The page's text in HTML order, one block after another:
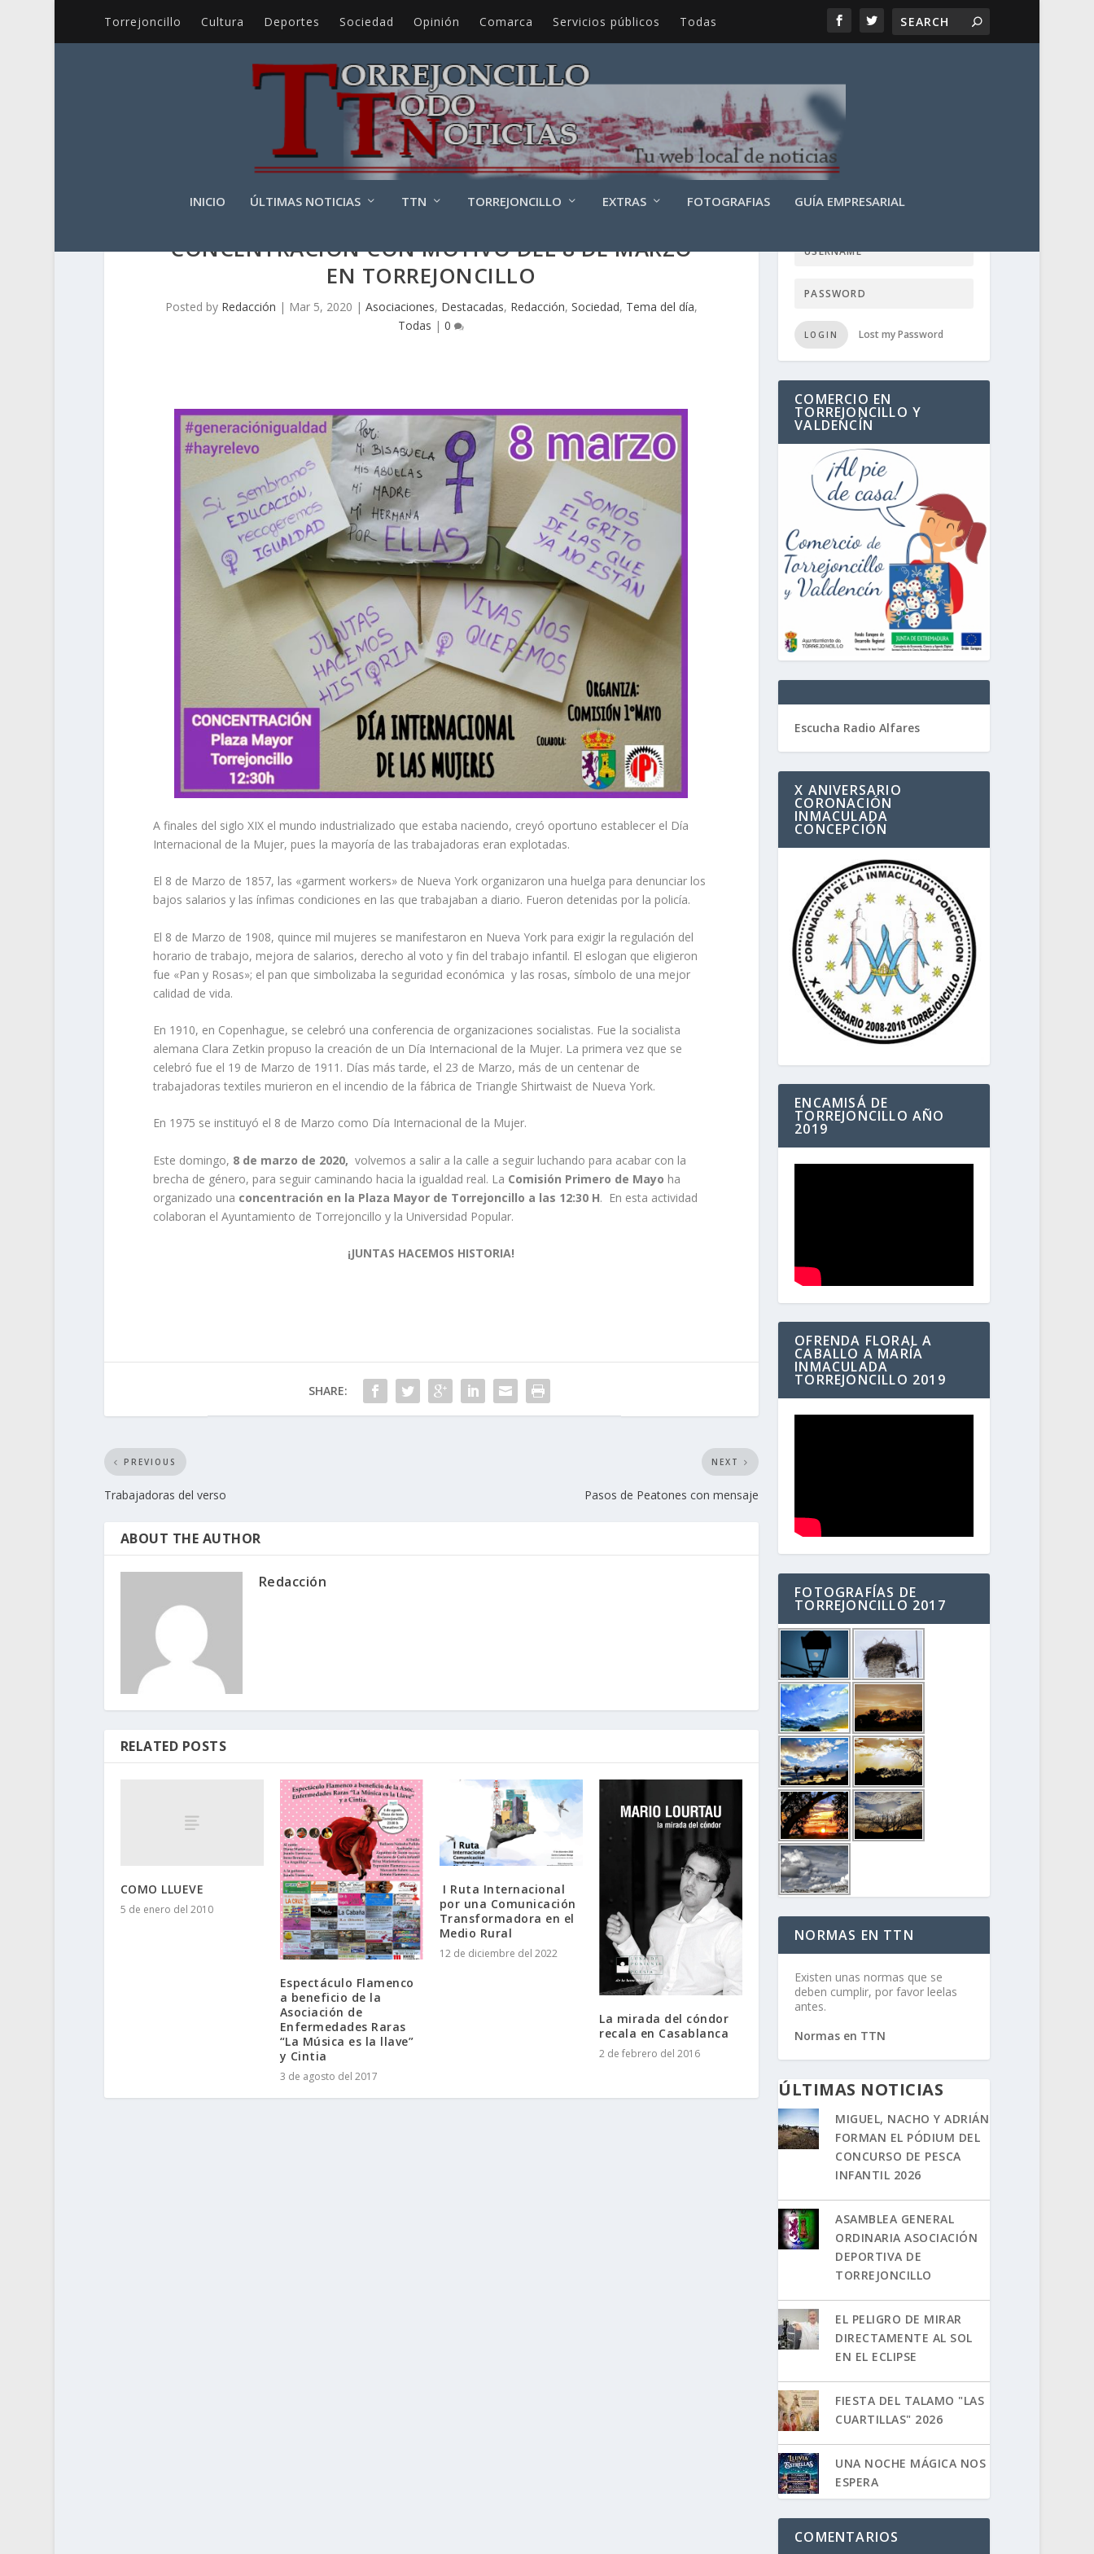
Torrejoncillo Cultura Deportes Sociedad Opinión Comarca Servicios públicos Todas
INICIO ÚLTIMAS NOTICIAS TTN TORREJONCILLO EXTRAS FOTOGRAFIAS GUÍA EMPRESARIAL
CONCENTRACIÓN CON MOTIVO DEL 8 DE MARZO
EN TORREJONCILLO
Posted by Redacción | Mar 5, 2020 | Asociaciones, Destacadas, Redacción, Sociedad, Tema del día,
Todas |0
A finales del siglo XIX el mundo industrializado que estaba naciendo, creyó oportuno establecer el Día
Internacional de la Mujer, pues la mayoría de las trabajadoras eran explotadas.
El 8 de Marzo de 1857, las «garment workers» de Nueva York organizaron una huelga para denunciar los
bajos salarios y las ínfimas condiciones en las que trabajaban a diario. Fueron detenidas por la policía.
El 8 de Marzo de 1908, quince mil mujeres se manifestaron en Nueva York para exigir la regulación del
horario de trabajo, mejora de salarios, derecho al voto y fin del trabajo infantil. El eslogan que eligieron
fue «Pan y Rosas»; el pan que simbolizaba la seguridad económica y las rosas, símbolo de una mejor
calidad de vida.
En 1910, en Copenhague, se celebró una conferencia de organizaciones socialistas. Fue la socialista
alemana Clara Zetkin propuso la creación de un Día Internacional de la Mujer. La primera vez que se
celebró fue el 19 de Marzo de 1911. Días más tarde, el 23 de Marzo, más de un centenar de
trabajadoras textiles murieron en el incendio de la fábrica de Triangle Shirtwaist de Nueva York.
En 1975 se instituyó el 8 de Marzo como Día Internacional de la Mujer.
Este domingo, 8 de marzo de 2020, volvemos a salir a la calle a seguir luchando para acabar con la
brecha de género, para seguir caminando hacia la igualdad real. La Comisión Primero de Mayo ha
organizado una concentración en la Plaza Mayor de Torrejoncillo a las 12:30 H. En esta actividad
colaboran el Ayuntamiento de Torrejoncillo y la Universidad Popular.
¡JUNTAS HACEMOS HISTORIA!
SHARE:
PREVIOUS
Trabajadoras del verso
NEXT
Pasos de Peatones con mensaje
ABOUT THE AUTHOR
Redacción
RELATED POSTS
COMO LLUEVE
5 de enero del 2010
Espectáculo Flamenco
a beneficio de la
Asociación de
Enfermedades Raras
“La Música es la llave”
y Cintia
3 de agosto del 2017
I Ruta Internacional
por una Comunicación
Transformadora en el
Medio Rural
12 de diciembre del 2022
La mirada del cóndor
recala en Casablanca
2 de febrero del 2016
LOGIN USER TTN
LOGIN Lost my Password
COMERCIO EN
TORREJONCILLO Y
VALDENCÍN
Escucha Radio Alfares
X ANIVERSARIO
CORONACIÓN
INMACULADA
CONCEPCIÓN
ENCAMISÁ DE
TORREJONCILLO AÑO
2019
OFRENDA FLORAL A
CABALLO A MARÍA
INMACULADA
TORREJONCILLO 2019
FOTOGRAFÍAS DE
TORREJONCILLO 2017
NORMAS EN TTN
Existen unas normas que se
deben cumplir, por favor leelas
antes.
Normas en TTN
ÚLTIMAS NOTICIAS
MIGUEL, NACHO Y ADRIÁN
FORMAN EL PÓDIUM DEL
CONCURSO DE PESCA
INFANTIL 2026
ASAMBLEA GENERAL
ORDINARIA ASOCIACIÓN
DEPORTIVA DE
TORREJONCILLO
EL PELIGRO DE MIRAR
DIRECTAMENTE AL SOL
EN EL ECLIPSE
FIESTA DEL TALAMO "LAS
CUARTILLAS" 2026
UNA NOCHE MÁGICA NOS
ESPERA
COMENTARIOS